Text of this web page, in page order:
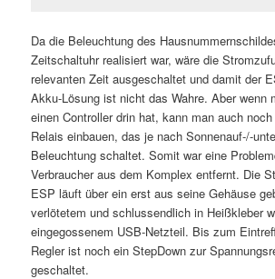
Da die Beleuchtung des
Zeitschaltuhr realisiert war, wäre die
relevanten Zeit ausgeschaltet und damit der
Akku-Lösung ist nicht das Wahre. Aber wenn
einen Controller drin hat, kann man auch
Relais einbauen, das je nach Sonnenauf-/-
Beleuchtung schaltet. Somit war eine
Verbraucher aus dem Komplex entfernt. Die
ESP läuft über ein erst aus seine Gehäuse
verlötetem und schlussendlich in Heißkleber
eingegossenem USB-Netzteil. Bis zum
Regler ist noch ein StepDown zur
geschaltet.